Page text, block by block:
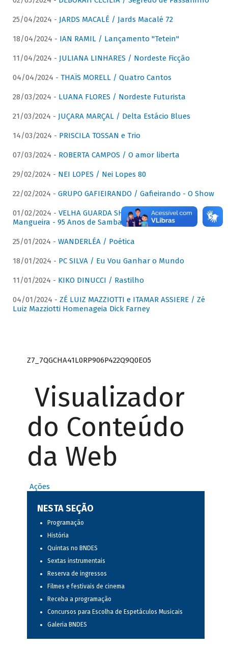
25/04/2024 - JARDS MACALÉ / Jards Macalé 72
18/04/2024 - IAN RAMIL / Lançamento "Tetein"
11/04/2024 - JULIANA LINHARES / Nordeste Ficção
04/04/2024 - THAÏS MORELL / Quatro Cantos
28/03/2024 - LUANA FLORES / Nordeste Futurista
21/03/2024 - JUÇARA MARÇAL / Delta Estácio Blues
14/03/2024 - PRISCILA TOSSAN e Trio
07/03/2024 - ROBERTA CAMPOS / O amor liberta
29/02/2024 - NEI LOPES / Nei Lopes 80
22/02/2024 - GRUPO GAFIEIRANDO / Gafieirando - O Show
01/02/2024 - VELHA GUARDA SHOW DA MANGUEIRA /
Mangueira - 95 Anos de Samba
25/01/2024 - WANDERLÉA / Poética
18/01/2024 - PC SILVA / Eu Vou Ganhar o Mundo
11/01/2024 - KIKO DINUCCI / Rastilho
04/01/2024 - ZÉ LUIZ MAZZIOTTI e ITAMAR ASSIERE / Zé
Luiz Mazziotti Homenageia Dick Farney
Z7_7QGCHA41L0RP906P422Q9Q0EO5
Visualizador
do Conteúdo
da Web
Ações
NESTA SEÇÃO
Programação
História
Quintas no BNDES
Sextas instrumentais
Reserva de ingressos
Filmes e festivais de cinema
Receba a programação
Concursos para Escolha de Espetáculos Musicais
Galeria BNDES